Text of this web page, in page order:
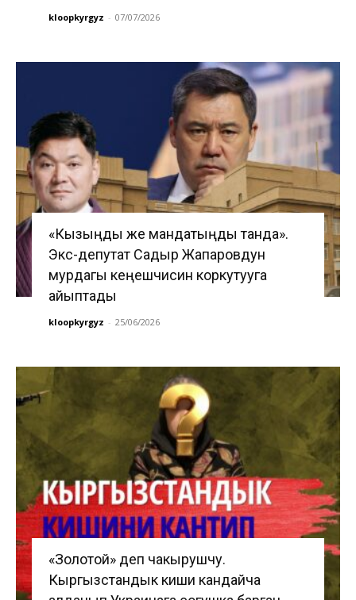
kloopkyrgyz - 07/07/2026
«Кызыңды же мандатыңды танда».
Экс-депутат Садыр Жапаровдун
мурдагы кеңешчисин коркутууга
айыптады
kloopkyrgyz - 25/06/2026
«Золотой» деп чакырушчу.
Кыргызстандык киши кандайча